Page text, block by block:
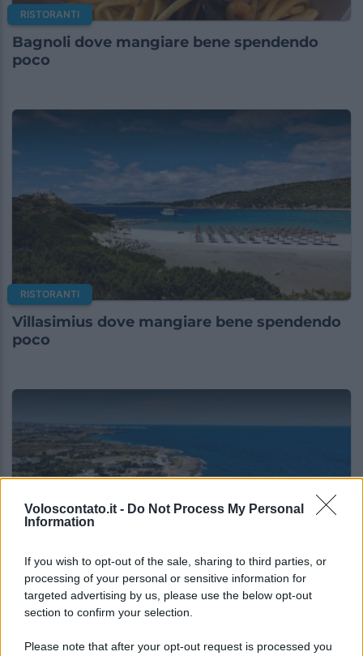
Voloscontato.it - Do Not Process My Personal
Information
If you wish to opt-out of the sale, sharing to third parties, or
processing of your personal or sensitive information for
targeted advertising by us, please use the below opt-out
section to confirm your selection.
Please note that after your opt-out request is processed you
RISTORANTI
Bagnoli dove mangiare bene spendendo
poco
RISTORANTI
Villasimius dove mangiare bene spendendo
poco
RISTORANTI
Monopoli dove mangiare bene spendendo
poco